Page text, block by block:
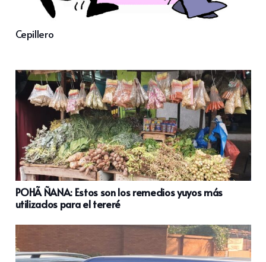
Cepillero
POHÃ ÑANA: Estos son los remedios yuyos más
utilizados para el tereré